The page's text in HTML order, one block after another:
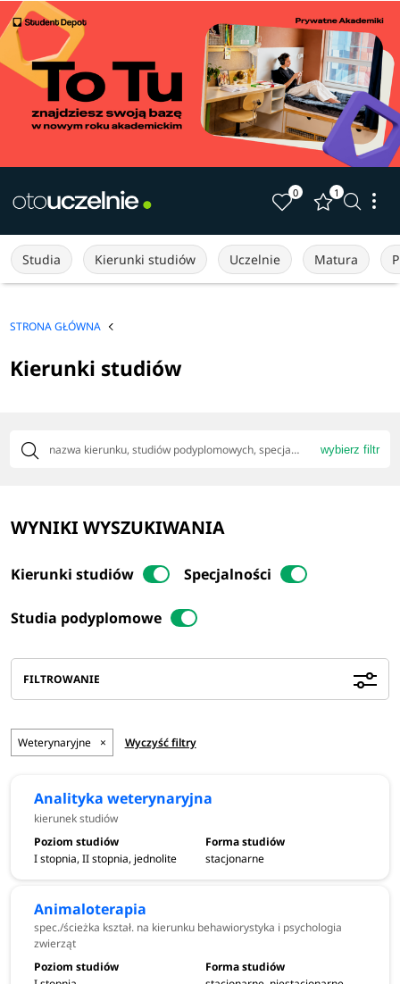
0 1
Studia Kierunki studiów Uczelnie Matura
STRONA GŁÓWNA
Kierunki studiów
wybierz filtr
WYNIKI WYSZUKIWANIA
Kierunki studiów Specjalności
Studia podyplomowe
FILTROWANIE
Weterynaryjne × Wyczyść filtry
Analityka weterynaryjna
kierunek studiów
I stopnia, II stopnia, jednolite stacjonarne
Animaloterapia
spec./ścieżka kształ. na kierunku behawiorystyka i psychologia
zwierząt